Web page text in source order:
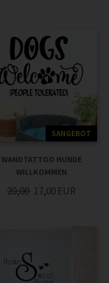
SANGEBOT
WANDTATTOO HUNDE
WILLKOMMEN
20,00 17,00 EUR